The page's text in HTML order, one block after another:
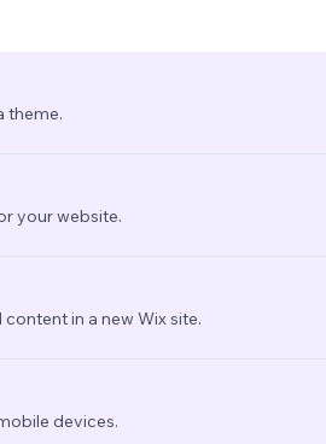
theme.
your website.
in a new Wix site.
devices.